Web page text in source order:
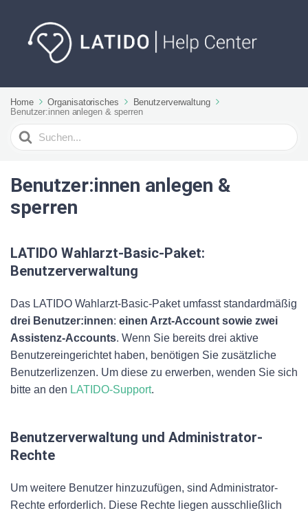
Home Organisatorisches
Benutzerverwaltung
Benutzer:innen anlegen & sperren
Suchen
nach
Benutzer:innen anlegen &
sperren
LATIDO Wahlarzt-Basic-Paket:
Benutzerverwaltung
Das LATIDO Wahlarzt-Basic-Paket umfasst standardmäßig
drei Benutzer:innen: einen Arzt-Account sowie zwei
Assistenz-Accounts. Wenn Sie bereits drei aktive
Benutzereingerichtet haben, benötigen Sie zusätzliche
Benutzerlizenzen. Um diese zu erwerben, wenden Sie sich
bitte an den LATIDO-Support.
Benutzerverwaltung und Administrator-
Rechte
Um weitere Benutzer hinzuzufügen, sind Administrator-
Rechte erforderlich. Diese Rechte liegen ausschließlich